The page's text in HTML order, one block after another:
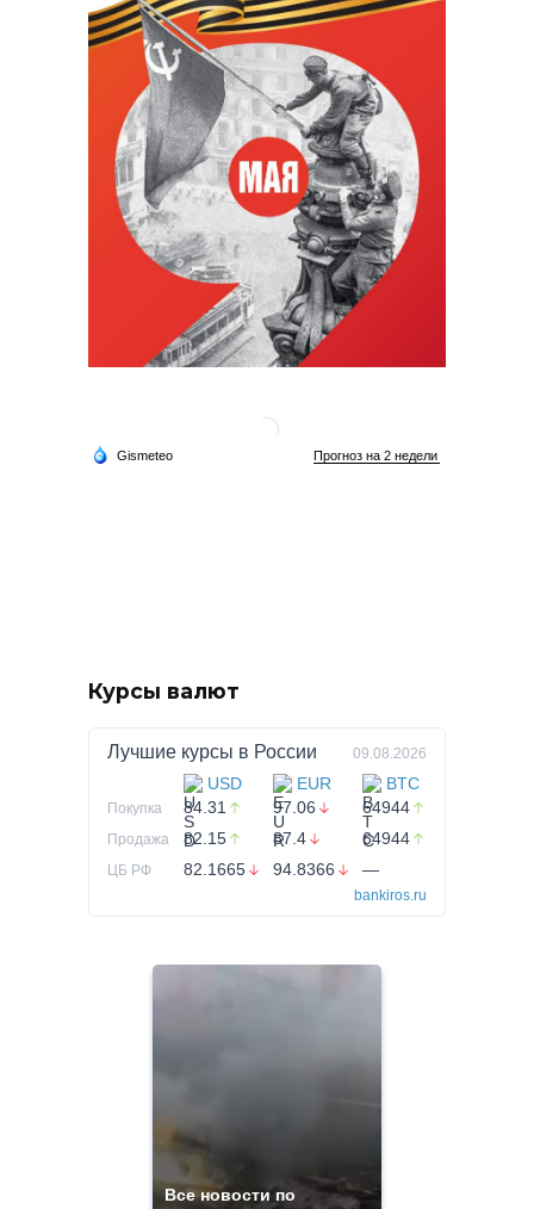
Курсы валют
Лучшие курсы в России 09.08.2026
USD EUR BTC
Покупка 84.31 97.06 64944
Продажа 82.15 87.4 64944
ЦБ РФ 82.1665 94.8366 —
bankiros.ru
Все новости по